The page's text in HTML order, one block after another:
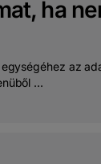
ha
az
...